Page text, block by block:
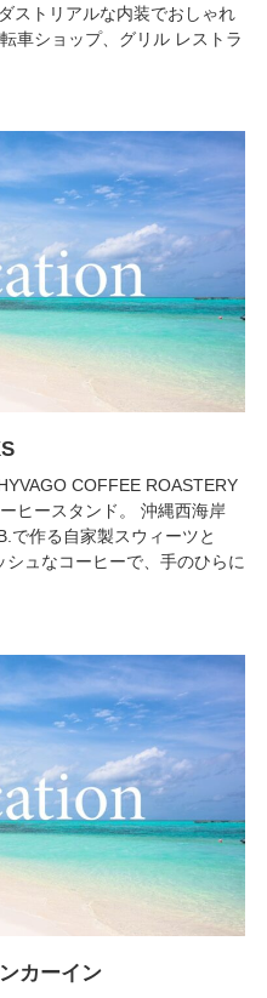
ストリアルな内装でおしゃれ
車ショップ、グリル レストラ
COFFEE ROASTERY
ヒースタンド。 沖縄西海岸
で作る自家製スウィーツと
ュなコーヒーで、手のひらに
カーイン